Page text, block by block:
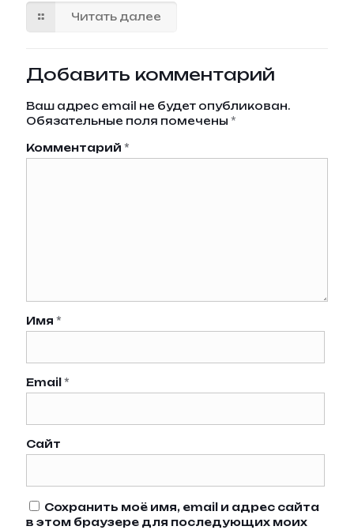
Читать далее
Добавить комментарий
Ваш адрес email не будет опубликован.
Обязательные поля помечены *
Комментарий *
Имя *
Email *
Сайт
Сохранить моё имя, email и адрес сайта
в этом браузере для последующих моих